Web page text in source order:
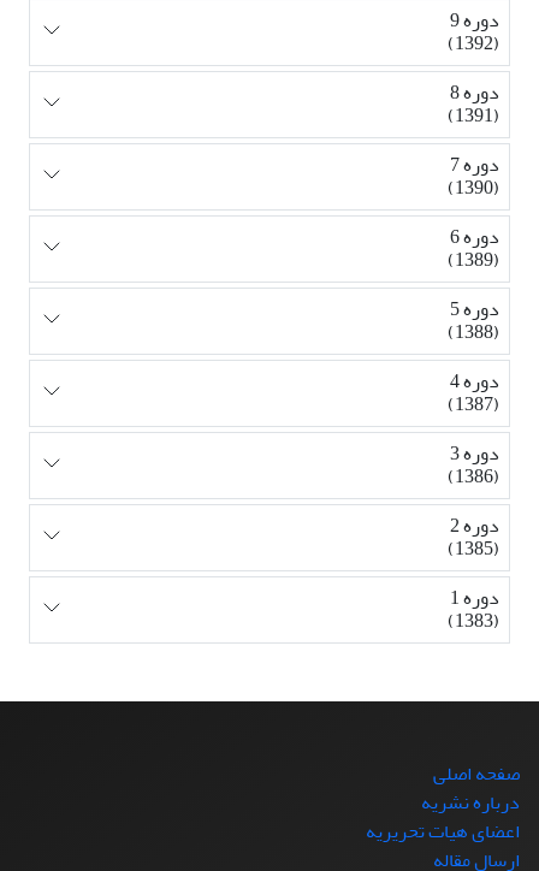
دوره 9
(1392)
دوره 8
(1391)
دوره 7
(1390)
دوره 6
(1389)
دوره 5
(1388)
دوره 4
(1387)
دوره 3
(1386)
دوره 2
(1385)
دوره 1
(1383)
صفحه اصلی
درباره نشریه
اعضای هیات تحریریه
ارسال مقاله